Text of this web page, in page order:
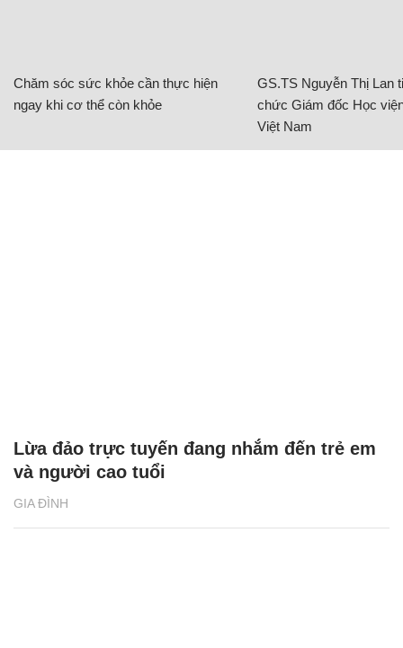
Chăm sóc sức khỏe cần thực hiện
ngay khi cơ thể còn khỏe
GS.TS Nguyễn Thị Lan
chức Giám đốc Học
Việt Nam
GIA ĐÌNH
Lừa đảo trực tuyến đang nhắm đến trẻ em
và người cao tuổi